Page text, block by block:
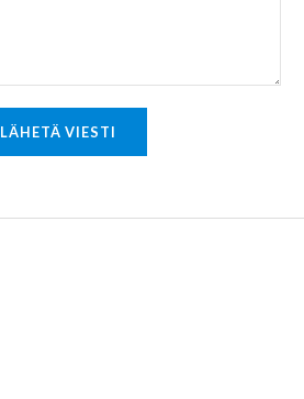
LÄHETÄ VIESTI